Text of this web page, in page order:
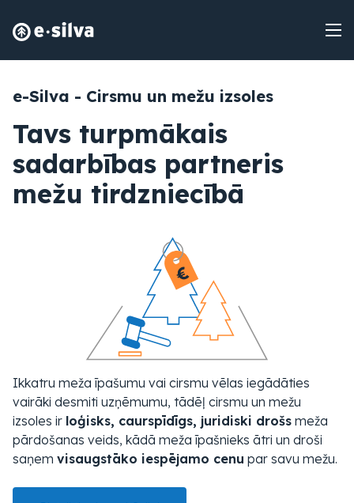
e-Silva - Cirsmu un mežu izsoles
Tavs turpmākais
sadarbības partneris
mežu tirdzniecībā
Ikkatru meža īpašumu vai cirsmu vēlas iegādāties
vairāki desmiti uzņēmumu, tādēļ cirsmu un mežu
izsoles ir loģisks, caurspīdīgs, juridiski drošs meža
pārdošanas veids, kādā meža īpašnieks ātri un droši
saņem visaugstāko iespējamo cenu par savu mežu.